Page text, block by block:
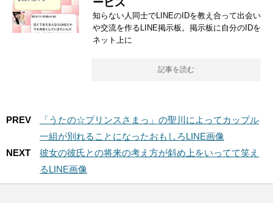
知らない人同士でLINEのIDを教え合って出会い
や交流を作るLINE掲示板。掲示板に自分のIDを
ネット上に
記事を読む
PREV
「うたの☆プリンスさまっ」の聖川によってカップル
一組が別れることになったおもしろLINE画像
NEXT
彼女の彼氏との将来の考え方が斜め上をいってて笑え
るLINE画像